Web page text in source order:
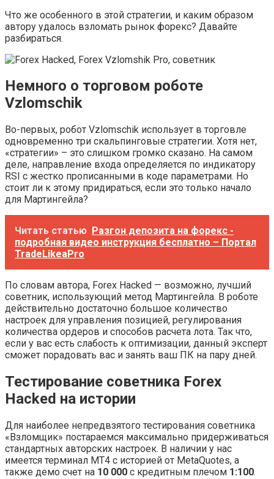
Что же особенного в этой стратегии, и каким образом
автору удалось взломать рынок форекс? Давайте
разбираться.
Немного о торговом роботе
Vzlomschik
Во-первых, робот Vzlomschik использует в торговле
одновременно три скальпинговые стратегии. Хотя нет,
«cтратегии» – это слишком громко сказано. На самом
деле, направление входа определяется по индикатору
RSI с жестко прописанными в коде параметрами. Но
стоит ли к этому придираться, если это только начало
для Мартингейла?
Читать статью Разгон депозита на форекс -
подробная видео инструкция бесплатно – Портал
TradeLikeaPro
По словам автора, Forex Hacked — возможно, лучший
советник, использующий метод Мартингейла. В роботе
действительно достаточно большое количество
настроек для управления позицией, регулирования
количества ордеров и способов расчета лота. Так что,
если у вас есть слабость к оптимизации, данный эксперт
сможет порадовать вас и занять ваш ПК на пару дней.
Тестирование советника Forex
Hacked на истории
Для наиболее непредвзятого тестирования советника
«Взломщик» постараемся максимально придерживаться
стандартных авторских настроек. В наличии у нас
имеется терминал MT4 с историей от MetaQuotes, а
также демо счет на 10 000 с кредитным плечом 1:100.